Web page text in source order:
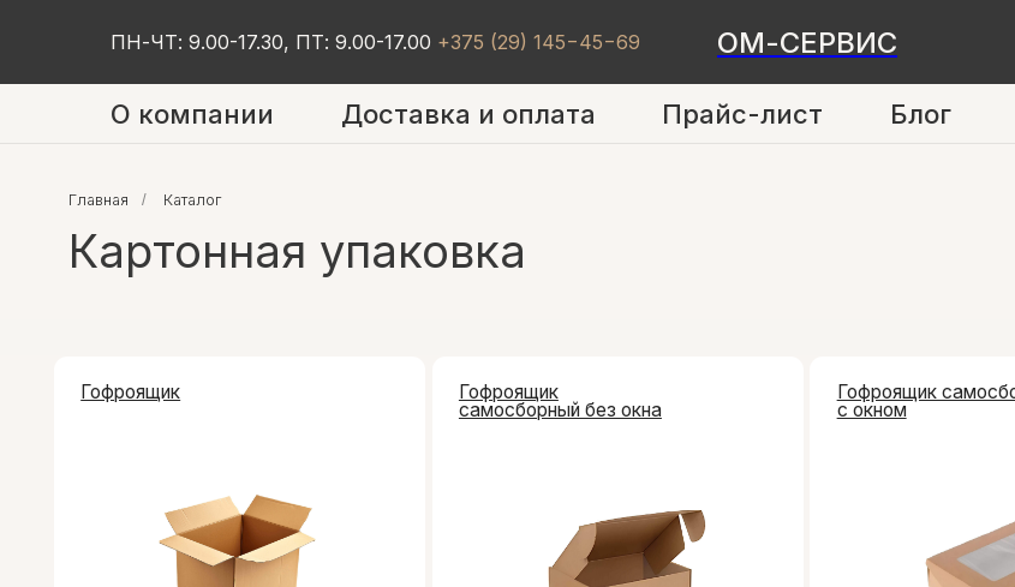
ПН-ЧТ: 9.00-17.30, ПТ: 9.00-17.00 +375 (29) 145−45−69 ОМ-СЕРВИС
О компании Доставка и оплата Прайс-лист Блог
Картонная упаковка